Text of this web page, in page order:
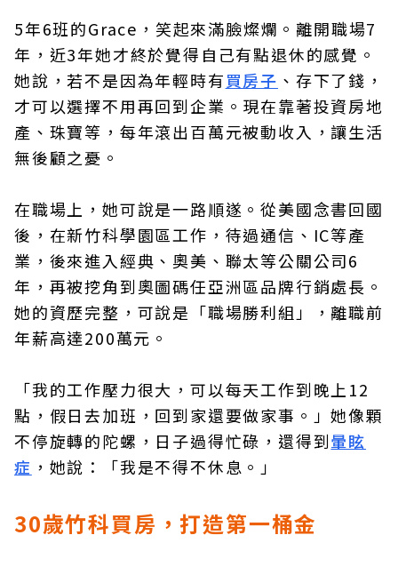
5年6班的Grace，笑起來滿臉燦爛。離開職場7
年，近3年她才終於覺得自己有點退休的感覺。
她說，若不是因為年輕時有買房子 、存下了錢，
才可以選擇不用再回到企業。現在靠著投資房地
產、珠寶等，每年滾出百萬元被動收入，讓生活
無後顧之憂。
在職場上，她可說是一路順遂。從美國念書回國
後，在新竹科學園區工作，待過通信、IC等產
業，後來進入經典、奧美、聯太等公關公司6
年，再被挖角到奧圖碼任亞洲區品牌行銷處長。
她的資歷完整，可說是「職場勝利組」，離職前
年薪高達200萬元。
「我的工作壓力很大，可以每天工作到晚上12
點，假日去加班，回到家還要做家事。」她像顆
不停旋轉的陀螺，日子過得忙碌，還得到暈眩
症 ，她說：「我是不得不休息。」
30歲竹科買房，打造第一桶金